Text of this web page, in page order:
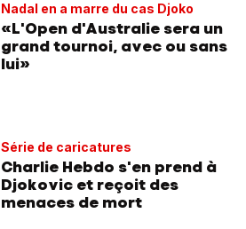
Nadal en a marre du cas Djoko
«L'Open d'Australie sera un
grand tournoi, avec ou sans
lui»
Série de caricatures
Charlie Hebdo s'en prend à
Djokovic et reçoit des
menaces de mort